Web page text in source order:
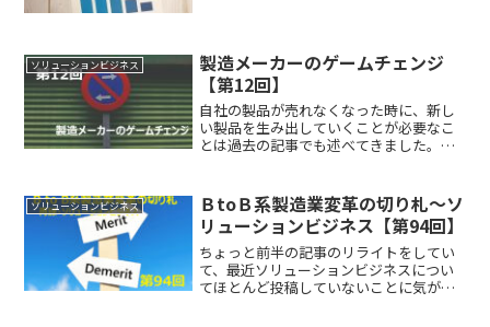
考えながら購買している...
ソリューションビジネス
製造メーカーのゲームチェンジ
【第12回】
自社の製品が売れなくなった時に、新し
い製品を生み出していくことが必要なこ
とは過去の記事でも述べてきました。そ
toＢ企業の中でも製造メーカーは自社の
製品販売に偏り過ぎてお...
ソリューションビジネス
ＢtoＢ系製造業変革の切り札～ソ
リューションビジネス【第94回】
ちょっと前半の記事のリライトをしてい
て、最近ソリューションビジネスについ
てほとんど投稿していないことに気がつ